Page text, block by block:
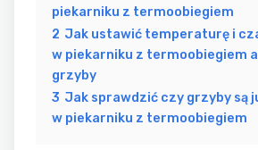
piekarniku z termoobiegiem
2 Jak ustawić temperaturę i
w piekarniku z termoobiegiem
grzyby
3 Jak sprawdzić czy grzyby są
w piekarniku z termoobiegiem